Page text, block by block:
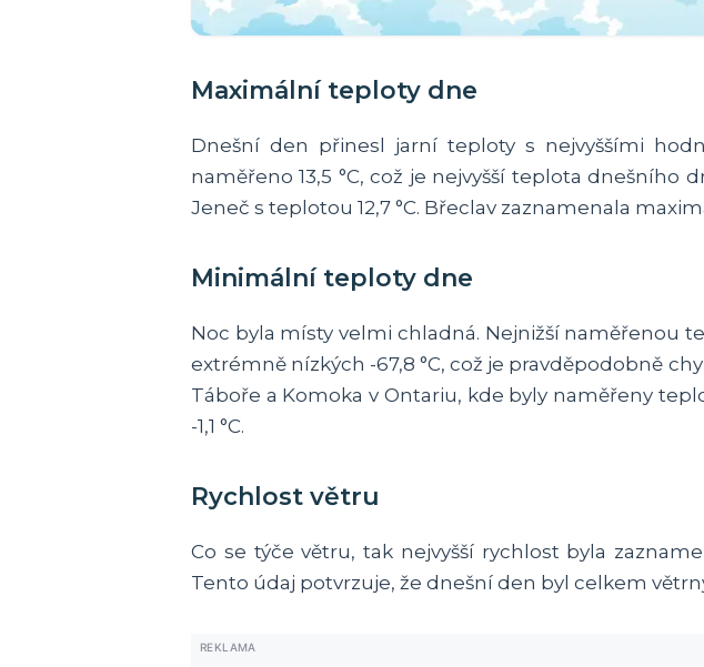
Maximální teploty dne
Dnešní den přinesl jarní teploty s nejvyššími
naměřeno 13,5 °C, což je nejvyšší teplota dnešního
Jeneč s teplotou 12,7 °C. Břeclav zaznamenala
Minimální teploty dne
Noc byla místy velmi chladná. Nejnižší naměřenou
extrémně nízkých -67,8 °C, což je pravděpodobně
Táboře a Komoka v Ontariu, kde byly naměřeny
-1,1 °C.
Rychlost větru
Co se týče větru, tak nejvyšší rychlost byla
Tento údaj potvrzuje, že dnešní den byl celkem